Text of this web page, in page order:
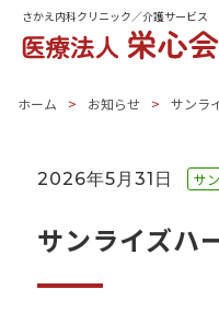
さかえ内科クリニック／介護サービス
ホーム お知らせ サンラ
2026年5月31日 サ
サンライズハ